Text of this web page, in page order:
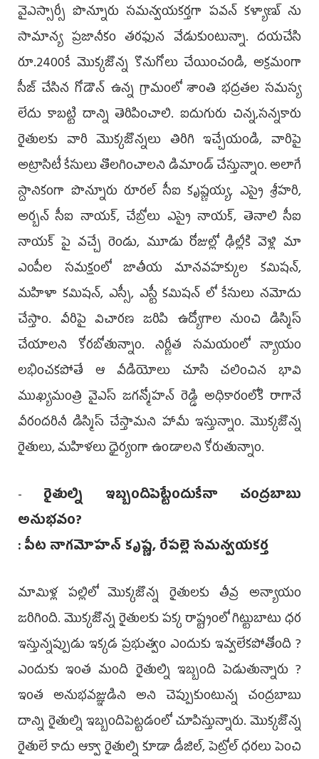
వైఎస్సార్సీ పొన్నూరు సమన్వయకర్తగా పవన్ కళ్యాణ్ ను
సామాన్య ప్రజానీకం తరఫున వేడుకుంటున్నా. దయచేసి
రూ.2400కే మొక్కజొన్న కొనుగోలు చేయించండి, అక్రమంగా
సీజ్ చేసిన గోడౌన్ ఉన్న గ్రామంలో శాంతి భద్రతల సమస్య
లేదు కాబట్టి దాన్ని తెరిపించాలి. ఐదుగురు చిన్న,సన్నకారు
రైతులకు వారి మొక్కజొన్నలు తిరిగి ఇచ్చేయండి, వారిపై
అట్రాసిటీ కేసులు తొలగించాలని డిమాండ్ చేస్తున్నాం. అలాగే
స్దానికంగా పొన్నూరు రూరల్ సీఐ కృష్ణయ్య, ఎస్సై శ్రీహరి,
అర్బన్ సీఐ నాయక్, చేబ్రోలు ఎస్సై నాయక్, తెనాలి సీఐ
నాయక్ పై వచ్చే రెండు, మూడు రోజుల్లో ఢిల్లీకి వెళ్లి మా
ఎంపీల సమక్షంలో జాతీయ మానవహక్కుల కమిషన్,
మహిళా కమిషన్, ఎస్సీ, ఎస్టీ కమిషన్ లో కేసులు నమోదు
చేస్తాం. వీరిపై విచారణ జరిపి ఉద్యోగాల నుంచి డిస్మిస్
చేయాలని కోరబోతున్నాం. నిర్ణీత సమయంలో న్యాయం
లభించకపోతే ఆ వీడియోలు చూసి చలించిన భావి
ముఖ్యమంత్రి వైఎస్ జగన్మోహన్ రెడ్డి అధికారంలోకి రాగానే
వీరందరినీ డిస్మిస్ చేస్తామని హామీ ఇస్తున్నాం. మొక్కజొన్న
రైతులు, మహిళలు ధైర్యంగా ఉండాలని కోరుతున్నాం.
- రైతుల్ని ఇబ్బందిపెట్టేందుకేనా చంద్రబాబు
అనుభవం?
: పీట నాగమోహన్ కృష్ణ, రేపల్లె సమన్వయకర్త
మామిళ్ల పల్లిలో మొక్కజొన్న రైతులకు తీవ్ర అన్యాయం
జరిగింది. మొక్కజొన్న రైతులకు పక్క రాష్ట్రంలో గిట్టుబాటు ధర
ఇస్తున్నప్పుడు ఇక్కడ ప్రభుత్వం ఎందుకు ఇవ్వలేకపోతోంది ?
ఎందుకు ఇంత మంది రైతుల్ని ఇబ్బంది పెడుతున్నారు ?
ఇంత అనుభవజ్ఞుడిని అని చెప్పుకుంటున్న చంద్రబాబు
దాన్ని రైతుల్ని ఇబ్బందిపెట్టడంలో చూపిస్తున్నారు. మొక్కజొన్న
రైతులే కాదు ఆక్వా రైతుల్ని కూడా డీజిల్, పెట్రోల్ ధరలు పెంచి